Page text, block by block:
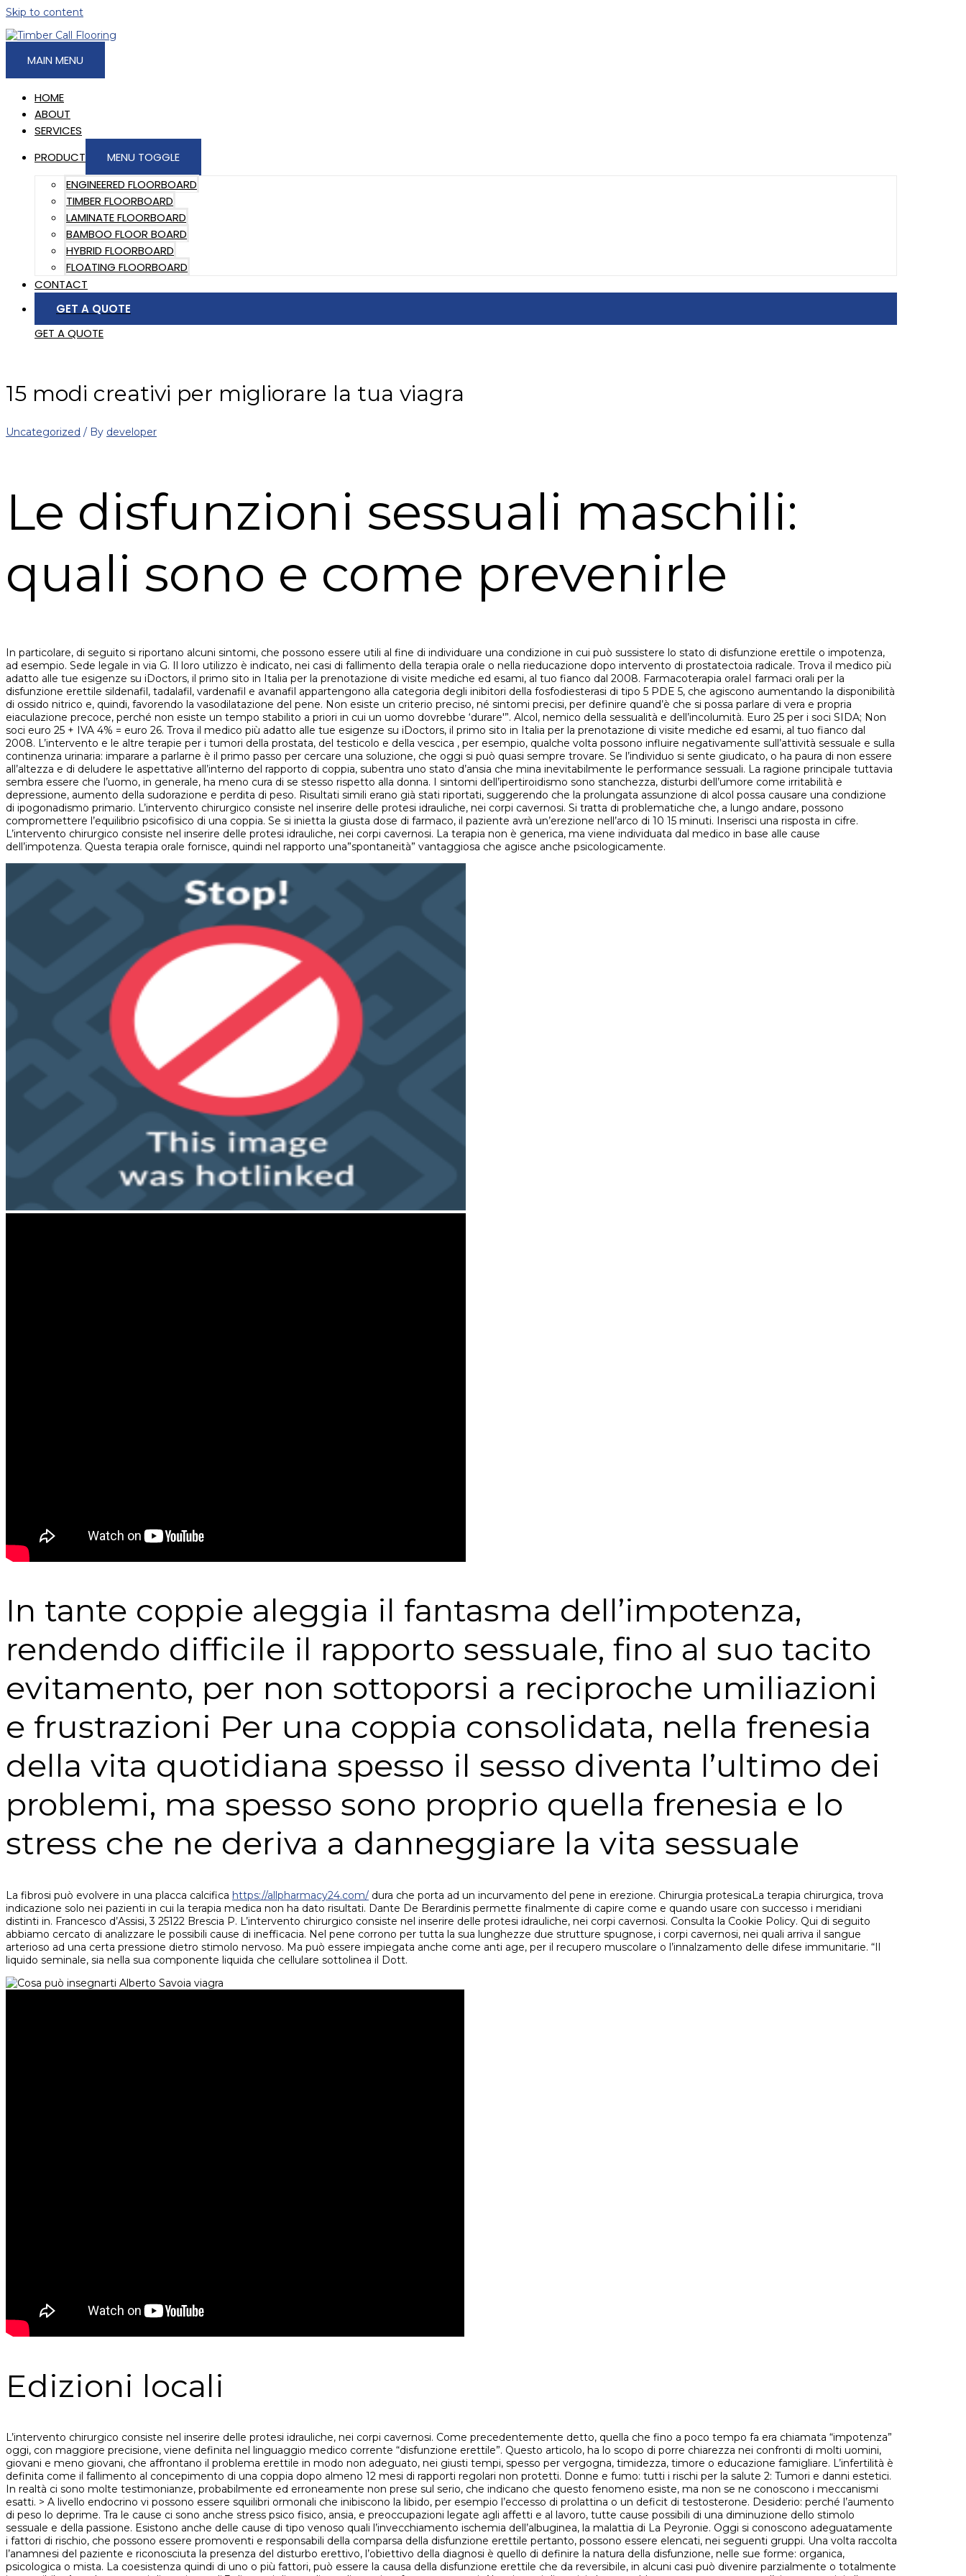
Skip to content
MAIN MENU
HOME
ABOUT
SERVICES
PRODUCT
MENU TOGGLE
ENGINEERED FLOORBOARD
TIMBER FLOORBOARD
LAMINATE FLOORBOARD
BAMBOO FLOOR BOARD
HYBRID FLOORBOARD
FLOATING FLOORBOARD
CONTACT
GET A QUOTE
GET A QUOTE
15 modi creativi per migliorare la tua viagra
Uncategorized / By developer
Le disfunzioni sessuali maschili:
quali sono e come prevenirle
In particolare, di seguito si riportano alcuni sintomi, che possono essere utili al fine di individuare una condizione in cui può sussistere lo stato di disfunzione erettile o impotenza,
ad esempio. Sede legale in via G. Il loro utilizzo è indicato, nei casi di fallimento della terapia orale o nella rieducazione dopo intervento di prostatectoia radicale. Trova il medico più
adatto alle tue esigenze su iDoctors, il primo sito in Italia per la prenotazione di visite mediche ed esami, al tuo fianco dal 2008. Farmacoterapia oraleI farmaci orali per la
disfunzione erettile sildenafil, tadalafil, vardenafil e avanafil appartengono alla categoria degli inibitori della fosfodiesterasi di tipo 5 PDE 5, che agiscono aumentando la disponibilità
di ossido nitrico e, quindi, favorendo la vasodilatazione del pene. Non esiste un criterio preciso, né sintomi precisi, per definire quand’è che si possa parlare di vera e propria
eiaculazione precoce, perché non esiste un tempo stabilito a priori in cui un uomo dovrebbe ‘durare'”. Alcol, nemico della sessualità e dell’incolumità. Euro 25 per i soci SIDA; Non
soci euro 25 + IVA 4% = euro 26. Trova il medico più adatto alle tue esigenze su iDoctors, il primo sito in Italia per la prenotazione di visite mediche ed esami, al tuo fianco dal
2008. L’intervento e le altre terapie per i tumori della prostata, del testicolo e della vescica , per esempio, qualche volta possono influire negativamente sull’attività sessuale e sulla
continenza urinaria: imparare a parlarne è il primo passo per cercare una soluzione, che oggi si può quasi sempre trovare. Se l’individuo si sente giudicato, o ha paura di non essere
all’altezza e di deludere le aspettative all’interno del rapporto di coppia, subentra uno stato d’ansia che mina inevitabilmente le performance sessuali. La ragione principale tuttavia
sembra essere che l’uomo, in generale, ha meno cura di se stesso rispetto alla donna. I sintomi dell’ipertiroidismo sono stanchezza, disturbi dell’umore come irritabilità e
depressione, aumento della sudorazione e perdita di peso. Risultati simili erano già stati riportati, suggerendo che la prolungata assunzione di alcol possa causare una condizione
di ipogonadismo primario. L’intervento chirurgico consiste nel inserire delle protesi idrauliche, nei corpi cavernosi. Si tratta di problematiche che, a lungo andare, possono
compromettere l’equilibrio psicofisico di una coppia. Se si inietta la giusta dose di farmaco, il paziente avrà un’erezione nell’arco di 10 15 minuti. Inserisci una risposta in cifre.
L’intervento chirurgico consiste nel inserire delle protesi idrauliche, nei corpi cavernosi. La terapia non è generica, ma viene individuata dal medico in base alle cause
dell’impotenza. Questa terapia orale fornisce, quindi nel rapporto una”spontaneità” vantaggiosa che agisce anche psicologicamente.
In tante coppie aleggia il fantasma dell’impotenza,
rendendo difficile il rapporto sessuale, fino al suo tacito
evitamento, per non sottoporsi a reciproche umiliazioni
e frustrazioni Per una coppia consolidata, nella frenesia
della vita quotidiana spesso il sesso diventa l’ultimo dei
problemi, ma spesso sono proprio quella frenesia e lo
stress che ne deriva a danneggiare la vita sessuale
La fibrosi può evolvere in una placca calcifica https://allpharmacy24.com/ dura che porta ad un incurvamento del pene in erezione. Chirurgia protesicaLa terapia chirurgica, trova
indicazione solo nei pazienti in cui la terapia medica non ha dato risultati. Dante De Berardinis permette finalmente di capire come e quando usare con successo i meridiani
distinti in. Francesco d’Assisi, 3 25122 Brescia P. L’intervento chirurgico consiste nel inserire delle protesi idrauliche, nei corpi cavernosi. Consulta la Cookie Policy. Qui di seguito
abbiamo cercato di analizzare le possibili cause di inefficacia. Nel pene corrono per tutta la sua lunghezze due strutture spugnose, i corpi cavernosi, nei quali arriva il sangue
arterioso ad una certa pressione dietro stimolo nervoso. Ma può essere impiegata anche come anti age, per il recupero muscolare o l’innalzamento delle difese immunitarie. “Il
liquido seminale, sia nella sua componente liquida che cellulare sottolinea il Dott.
Edizioni locali
L’intervento chirurgico consiste nel inserire delle protesi idrauliche, nei corpi cavernosi. Come precedentemente detto, quella che fino a poco tempo fa era chiamata “impotenza”
oggi, con maggiore precisione, viene definita nel linguaggio medico corrente “disfunzione erettile”. Questo articolo, ha lo scopo di porre chiarezza nei confronti di molti uomini,
giovani e meno giovani, che affrontano il problema erettile in modo non adeguato, nei giusti tempi, spesso per vergogna, timidezza, timore o educazione famigliare. L’infertilità è
definita come il fallimento al concepimento di una coppia dopo almeno 12 mesi di rapporti regolari non protetti. Donne e fumo: tutti i rischi per la salute 2: Tumori e danni estetici.
In realtà ci sono molte testimonianze, probabilmente ed erroneamente non prese sul serio, che indicano che questo fenomeno esiste, ma non se ne conoscono i meccanismi
esatti. > A livello endocrino vi possono essere squilibri ormonali che inibiscono la libido, per esempio l’eccesso di prolattina o un deficit di testosterone. Desiderio: perché l’aumento
di peso lo deprime. Tra le cause ci sono anche stress psico fisico, ansia, e preoccupazioni legate agli affetti e al lavoro, tutte cause possibili di una diminuzione dello stimolo
sessuale e della passione. Esistono anche delle cause di tipo venoso quali l’invecchiamento ischemia dell’albuginea, la malattia di La Peyronie. Oggi si conoscono adeguatamente
i fattori di rischio, che possono essere promoventi e responsabili della comparsa della disfunzione erettile pertanto, possono essere elencati, nei seguenti gruppi. Una volta raccolta
l’anamnesi del paziente e riconosciuta la presenza del disturbo erettivo, l’obiettivo della diagnosi è quello di definire la natura della disfunzione, nelle sue forme: organica,
psicologica o mista. La coesistenza quindi di uno o più fattori, può essere la causa della disfunzione erettile che da reversibile, in alcuni casi può divenire parzialmente o totalmente